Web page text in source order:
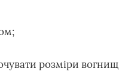
розміри вогнищ